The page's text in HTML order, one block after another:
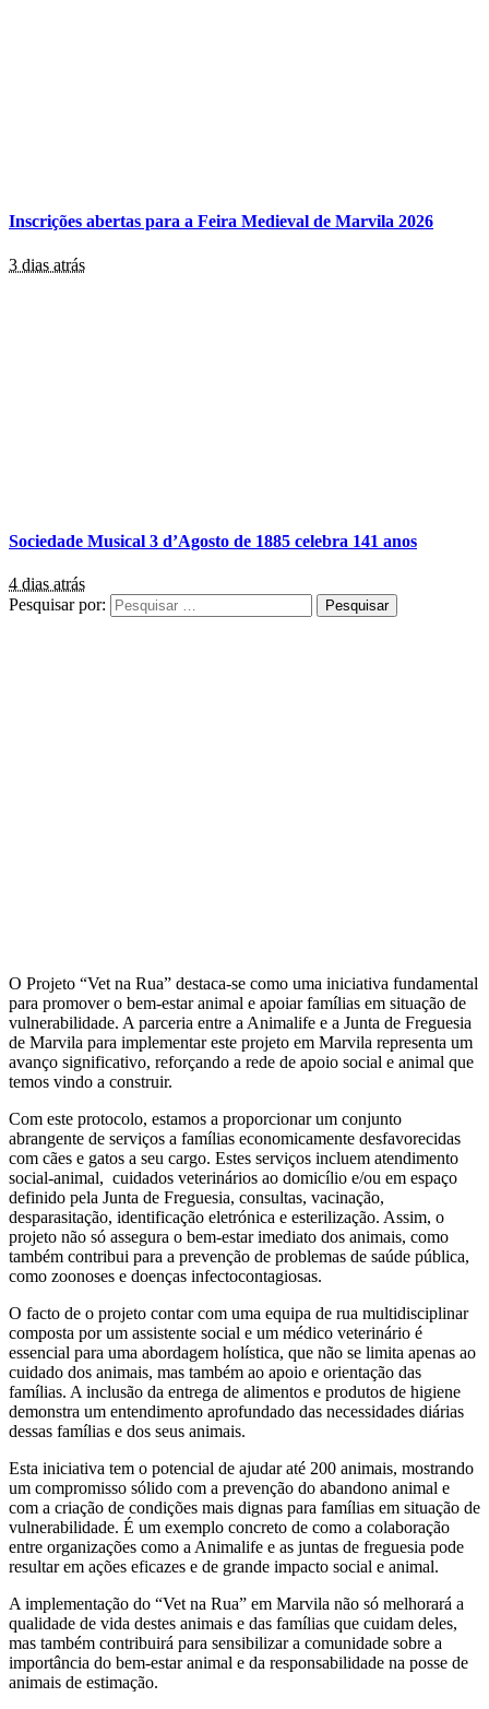
Inscrições abertas para a Feira Medieval de Marvila 2026
3 dias atrás
Sociedade Musical 3 d’Agosto de 1885 celebra 141 anos
4 dias atrás
Pesquisar por:
O Projeto “Vet na Rua” destaca-se como uma iniciativa fundamental
para promover o bem-estar animal e apoiar famílias em situação de
vulnerabilidade. A parceria entre a Animalife e a Junta de Freguesia
de Marvila para implementar este projeto em Marvila representa um
avanço significativo, reforçando a rede de apoio social e animal que
temos vindo a construir.
Com este protocolo, estamos a proporcionar um conjunto
abrangente de serviços a famílias economicamente desfavorecidas
com cães e gatos a seu cargo. Estes serviços incluem atendimento
social-animal, cuidados veterinários ao domicílio e/ou em espaço
definido pela Junta de Freguesia, consultas, vacinação,
desparasitação, identificação eletrónica e esterilização. Assim, o
projeto não só assegura o bem-estar imediato dos animais, como
também contribui para a prevenção de problemas de saúde pública,
como zoonoses e doenças infectocontagiosas.
O facto de o projeto contar com uma equipa de rua multidisciplinar
composta por um assistente social e um médico veterinário é
essencial para uma abordagem holística, que não se limita apenas ao
cuidado dos animais, mas também ao apoio e orientação das
famílias. A inclusão da entrega de alimentos e produtos de higiene
demonstra um entendimento aprofundado das necessidades diárias
dessas famílias e dos seus animais.
Esta iniciativa tem o potencial de ajudar até 200 animais, mostrando
um compromisso sólido com a prevenção do abandono animal e
com a criação de condições mais dignas para famílias em situação de
vulnerabilidade. É um exemplo concreto de como a colaboração
entre organizações como a Animalife e as juntas de freguesia pode
resultar em ações eficazes e de grande impacto social e animal.
A implementação do “Vet na Rua” em Marvila não só melhorará a
qualidade de vida destes animais e das famílias que cuidam deles,
mas também contribuirá para sensibilizar a comunidade sobre a
importância do bem-estar animal e da responsabilidade na posse de
animais de estimação.